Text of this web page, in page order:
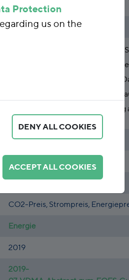
Study
Im Auftrag des VDMA hat das
(Reform der Abgaben und
zwei wesentlichen Schritten vor:
Reformbedarf es gibt und
Umgestaltung und
Swantje Fiedler,Florian Zerzawy
FÖS
CO2-Preis, Strompreis,
Energie
2019
2019-
Protection
us on the
DENY ALL COOKIES
ACCEPT ALL COOKIES